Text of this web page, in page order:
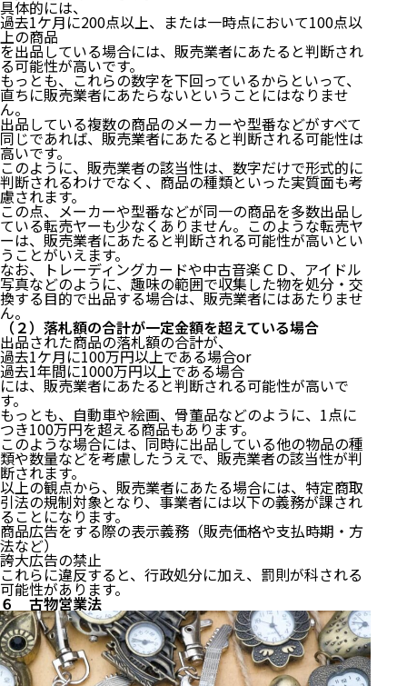
具体的には、
過去1ケ月に200点以上、または一時点において100点以
上の商品
を出品している場合には、販売業者にあたると判断され
る可能性が高いです。
もっとも、これらの数字を下回っているからといって、
直ちに販売業者にあたらないということにはなりませ
ん。
出品している複数の商品のメーカーや型番などがすべて
同じであれば、販売業者にあたると判断される可能性は
高いです。
このように、販売業者の該当性は、数字だけで形式的に
判断されるわけでなく、商品の種類といった実質面も考
慮されます。
この点、メーカーや型番などが同一の商品を多数出品し
ている転売ヤーも少なくありません。このような転売ヤ
ーは、販売業者にあたると判断される可能性が高いとい
うことがいえます。
なお、トレーディングカードや中古音楽ＣＤ、アイドル
写真などのように、趣味の範囲で収集した物を処分・交
換する目的で出品する場合は、販売業者にはあたりませ
ん。
（２）落札額の合計が一定金額を超えている場合
出品された商品の落札額の合計が、
過去1ケ月に100万円以上である場合or
過去1年間に1000万円以上である場合
には、販売業者にあたると判断される可能性が高いで
す。
もっとも、自動車や絵画、骨董品などのように、1点に
つき100万円を超える商品もあります。
このような場合には、同時に出品している他の物品の種
類や数量などを考慮したうえで、販売業者の該当性が判
断されます。
以上の観点から、販売業者にあたる場合には、特定商取
引法の規制対象となり、事業者には以下の義務が課され
ることになります。
商品広告をする際の表示義務（販売価格や支払時期・方
法など）
誇大広告の禁止
これらに違反すると、行政処分に加え、罰則が科される
可能性があります。
６ 古物営業法
１．転売ヤーとは
２．メルカリなどを使った販売手法とは
（１）限定販売品を高値で売る
（２）一時的に需要が高まり、品薄になっている商
品を高値で売る
３．何が問題となるのか
（１）不当な高額取引の横行
（２）転売目的の買い占め
（３）偽物（詐欺）の横行
（４）無許可販売
４．転売ヤーを取り締まる法律
５ 特定商取引法
（１）大量の新規出品をしている場合
（２）落札額の合計が一定金額を超えている場合
６ 古物営業法
７．罰則
（１）特定商取引法に違反した場合
（２）古物営業法に違反した場合
８．転売ヤーへの対策は
９ 小括
10 まとめ